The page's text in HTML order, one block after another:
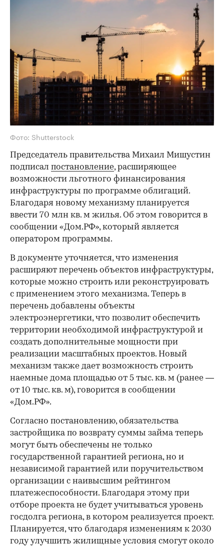
Фото: Shutterstock
Председатель правительства Михаил Мишустин
подписал постановление, расширяющее
возможности льготного финансирования
инфраструктуры по программе облигаций.
Благодаря новому механизму планируется
ввести 70 млн кв. м жилья. Об этом говорится в
сообщении «Дом.РФ», который является
оператором программы.
В документе уточняется, что изменения
расширяют перечень объектов инфраструктуры,
которые можно строить или реконструировать
с применением этого механизма. Теперь в
перечень добавлены объекты
электроэнергетики, что позволит обеспечить
территории необходимой инфраструктурой и
создать дополнительные мощности при
реализации масштабных проектов. Новый
механизм также дает возможность строить
наемные дома площадью от 5 тыс. кв. м (ранее —
от 10 тыс. кв. м), говорится в сообщении
«Дом.РФ».
Согласно постановлению, обязательства
застройщика по возврату суммы займа теперь
могут быть обеспечены не только
государственной гарантией региона, но и
независимой гарантией или поручительством
организации с наивысшим рейтингом
платежеспособности. Благодаря этому при
отборе проекта не будет учитываться уровень
госдолга региона, в котором реализуется проект.
Планируется, что благодаря изменениям к 2030
году улучшить жилищные условия смогут около